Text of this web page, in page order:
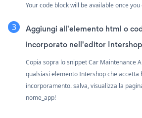
Your code block will be available once
Aggiungi all'elemento html o
incorporato nell'editor Intershop
Copia sopra lo snippet Car Maintenance
qualsiasi elemento Intershop che accetta
incorporamento. salva, visualizza la
nome_app!